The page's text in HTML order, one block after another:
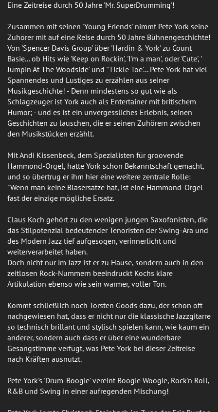
Eine Zeitreise durch 50 Jahre 'Mr. SuperDrumming'!
Zusammen mit seinen 'Young Friends' nimmt Pete York seine
Zuhörer mit auf eine Reise durch 50 Jahre Bühnengeschichte!
Von 'Spencer Davis Group' über 'Hardin & York' zu Count
Basie... ob Hits wie 'Keep on Rockin', 'I'm a man', oder 'Cute', '
Jumpin At The Woodside' und ''Tickle Toe'... Pete York hat viel
Spannendes und Lustiges zu erzählen aus seiner
Musikgeschichte! - Denn mindestens so gut wie als
Schlagzeuger ist York auch als Entertainer mit britischem
Humor; - und es ist ein unvergessliches Erlebnis, seinen
Geschichten zu lauschen, die er seinen Zuhörern zwischen
den Musikstücken erzählt.
Mit Andi Kissenbeck, dem Spezialisten für groovende
Hammond-Orgel, hatte York schon Bekanntschaft gemacht,
und so übertrug er ihm hier eine weitere zentrale Rolle:
"Wenn man keine Bläsersätze hat, ist eine Hammond-Orgel
fast der einzige mögliche Ersatz.
Claus Koch gehört zu den wenigen jungen Saxofonisten, die
das Stilpotenzial bedeutender Tenoristen der Swing-Ära und
des Modern Jazz tief aufgesogen, verinnerlicht und
weiterverarbeitet haben.
Doch nicht nur im Jazz ist er zu Hause, sondern auch in den
zeitlosen Rock-Nummern beeindruckt Kochs klare
Artikulation ebenso wie sein warmer, voller Ton.
Kommt schließlich noch Torsten Goods dazu, der schon oft
nachgewiesen hat, dass er nicht nur die klassische Jazzgitarre
so technisch brillant und stylisch spielen kann, wie kaum ein
anderer, sondern auch dass er über eine wunderbare
Gesangstimme verfügt, was Pete York bei dieser Zeitreise
nach Kräften ausnutzt.
Pete York's 'Drum-Boogie' vereint Boogie Woogie, Rock'n Roll,
R&B und Swing in einer aufregenden Mischung!